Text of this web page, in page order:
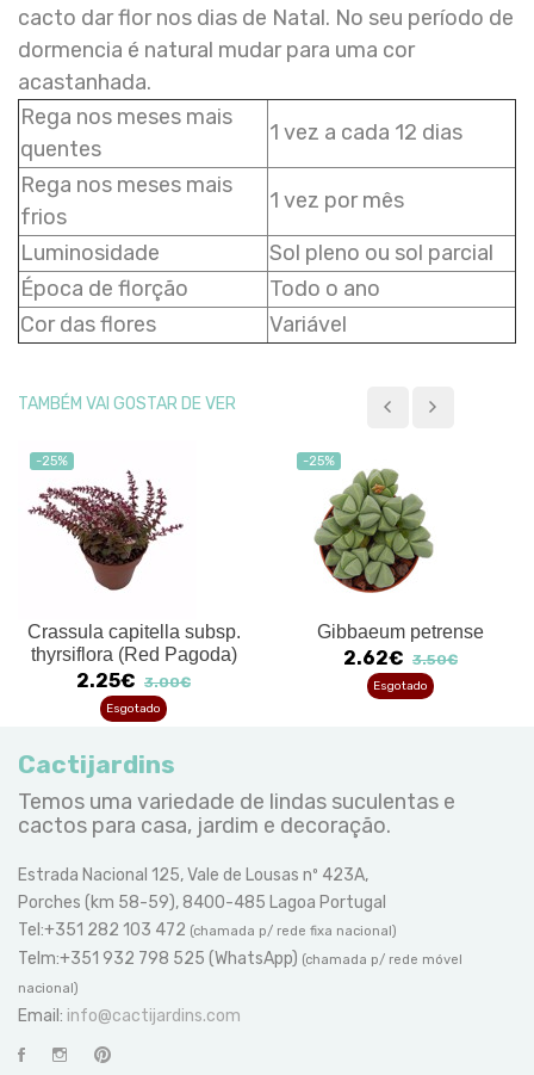
cacto dar flor nos dias de Natal. No seu período de
dormencia é natural mudar para uma cor
acastanhada.
Rega nos meses mais
quentes
1 vez a cada 12 dias
Rega nos meses mais
frios
1 vez por mês
Luminosidade
Sol pleno ou sol parcial
Época de florção
Todo o ano
Cor das flores
Variável
TAMBÉM VAI GOSTAR DE VER
-25%
Crassula capitella subsp.
thyrsiflora (Red Pagoda)
2.25€ 3.00€
Esgotado
-25%
Gibbaeum petrense
2.62€ 3.50€
Esgotado
Cactijardins
Temos uma variedade de lindas suculentas e
cactos para casa, jardim e decoração.
Estrada Nacional 125, Vale de Lousas nº 423A,
Porches (km 58-59), 8400-485 Lagoa Portugal
Tel:+351 282 103 472 (chamada p/ rede fixa nacional)
Telm:+351 932 798 525 (WhatsApp) (chamada p/ rede móvel
nacional)
Email: info@cactijardins.com